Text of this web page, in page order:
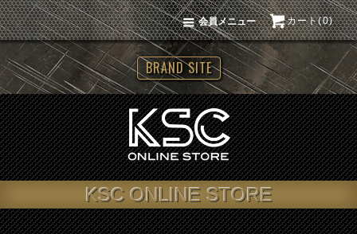
カート(0)
会員メニュー
BRAND SITE
KSC ONLINE STORE